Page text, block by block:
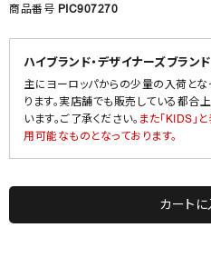
商品番号 PIC907270
ハイブランド・デザイナーズブラン
主にヨーロッパからの少量の入荷とな
ります。実店舗でも販売している都合
います。ご了承ください。 また「KIDS」
用可能なものとなっております。
カートに